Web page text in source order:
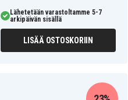
Lähetetään varastoltamme 5-7
arkipäivän sisällä
LISÄÄ OSTOSKORIIN